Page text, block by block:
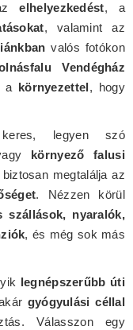
elhelyezkedést, a
, valamint az
valós fotókon
Vendégház
a környezettel, hogy
legyen szó
környező falusi
biztosan megtalálja az
. Nézzen körül
szállások, nyaralók,
, és még sok más
legnépszerűbb úti
gyógyulási céllal
Válasszon egy